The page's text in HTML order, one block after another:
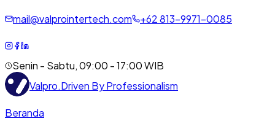
mail@valprointertech.com +62813-9971-0085
Senin - Sabtu, 09:00 - 17:00 WIB
Valpro.Driven By Professionalism
Beranda